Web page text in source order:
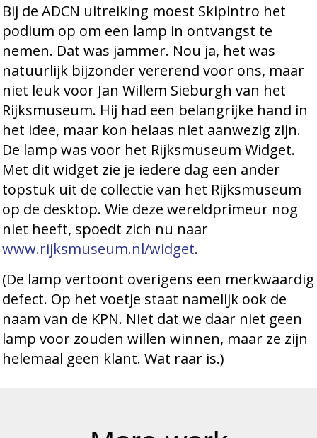
Bij de ADCN uitreiking moest Skipintro het
podium op om een lamp in ontvangst te
nemen. Dat was jammer. Nou ja, het was
natuurlijk bijzonder vererend voor ons, maar
niet leuk voor Jan Willem Sieburgh van het
Rijksmuseum. Hij had een belangrijke hand in
het idee, maar kon helaas niet aanwezig zijn.
De lamp was voor het Rijksmuseum Widget.
Met dit widget zie je iedere dag een ander
topstuk uit de collectie van het Rijksmuseum
op de desktop. Wie deze wereldprimeur nog
niet heeft, spoedt zich nu naar
www.rijksmuseum.nl/widget.
(De lamp vertoont overigens een merkwaardig
defect. Op het voetje staat namelijk ook de
naam van de KPN. Niet dat we daar niet geen
lamp voor zouden willen winnen, maar ze zijn
helemaal geen klant. Wat raar is.)